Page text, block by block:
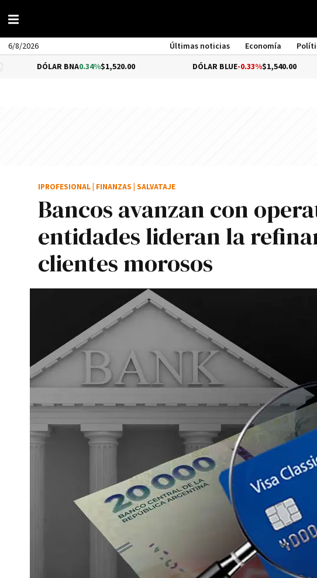
6/8/2026 Últimas noticias Economía
BNA
0.34%$1,520.00 -0.33%$1,540.00
Bancos avanzan con
entidades lideran la
clientes morosos
IPROFESIONAL FINANZAS SALVATAJE